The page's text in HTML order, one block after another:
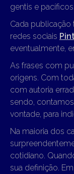
gentis e pacíficos.
Cada publicação
redes sociais
eventualmente,
As frases com
origens. Com
com autoria
sendo,
vontade, para
Na maioria dos
cotidiano.
sua definição.